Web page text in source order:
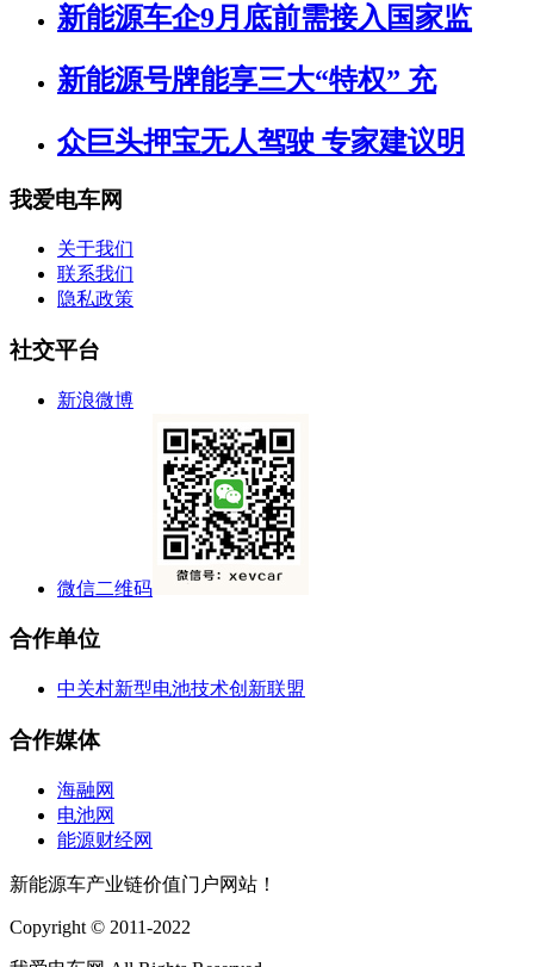
新能源车企9月底前需接入国家监
新能源号牌能享三大“特权” 充
众巨头押宝无人驾驶 专家建议明
我爱电车网
关于我们
联系我们
隐私政策
社交平台
新浪微博
微信二维码
合作单位
中关村新型电池技术创新联盟
合作媒体
海融网
电池网
能源财经网
新能源车产业链价值门户网站！
Copyright © 2011-2022